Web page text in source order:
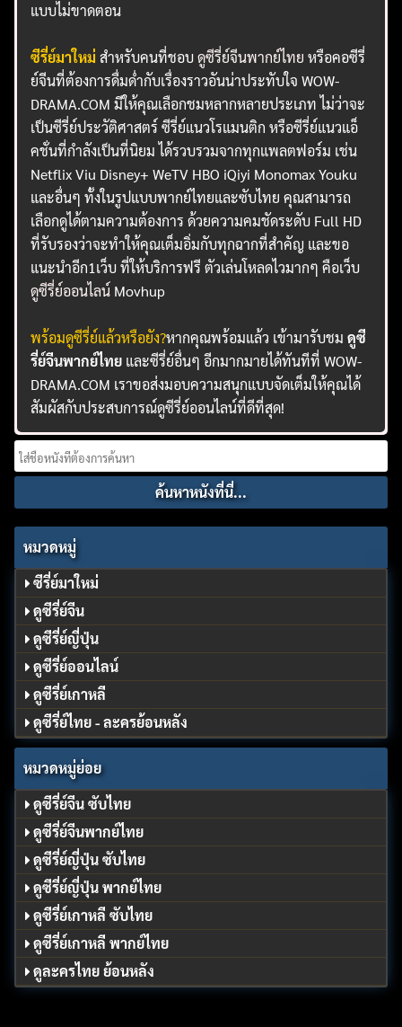
แบบไม่ขาดตอน
ซีรี่ย์มาใหม่ สำหรับคนที่ชอบดูซีรี่ย์จีนพากย์ไทย หรือคอซีรี่
ย์จีนที่ต้องการดื่มด่ำกับเรื่องราวอันน่าประทับใจ WOW-
DRAMA.COM มีให้คุณเลือกชมหลากหลายประเภท ไม่ว่าจะ
เป็นซีรี่ย์ประวัติศาสตร์ ซีรี่ย์แนวโรแมนติก หรือซีรี่ย์แนวแอ็
คชั่นที่กำลังเป็นที่นิยม ได้รวบรวมจากทุกแพลตฟอร์ม เช่น
Netflix Viu Disney+ WeTV HBO iQiyi Monomax Youku
และอื่นๆ ทั้งในรูปแบบพากย์ไทยและซับไทย คุณสามารถ
เลือกดูได้ตามความต้องการ ด้วยความคมชัดระดับ Full HD
ที่รับรองว่าจะทำให้คุณเต็มอิ่มกับทุกฉากที่สำคัญ และขอ
แนะนำอีก1เว็บ ที่ให้บริการฟรี ตัวเล่นโหลดไวมากๆ คือเว็บ
ดูซีรี่ย์ออนไลน์ Movhup
พร้อมดูซีรี่ย์แล้วหรือยัง?หากคุณพร้อมแล้ว เข้ามารับชมดูซี
รี่ย์จีนพากย์ไทย และซีรี่ย์อื่นๆ อีกมากมายได้ทันทีที่ WOW-
DRAMA.COM เราขอส่งมอบความสนุกแบบจัดเต็มให้คุณได้
สัมผัสกับประสบการณ์ดูซีรี่ย์ออนไลน์ที่ดีที่สุด!
Search
for:
หมวดหมู่
ซีรี่ย์มาใหม่
ดูซีรี่ย์จีน
ดูซีรี่ย์ญี่ปุ่น
ดูซีรี่ย์ออนไลน์
ดูซีรี่ย์เกาหลี
ดูซีรี่ย์ไทย - ละครย้อนหลัง
หมวดหมู่ย่อย
ดูซีรี่ย์จีน ซับไทย
ดูซีรี่ย์จีนพากย์ไทย
ดูซีรี่ย์ญี่ปุ่น ซับไทย
ดูซีรี่ย์ญี่ปุ่น พากย์ไทย
ดูซีรี่ย์เกาหลี ซับไทย
ดูซีรี่ย์เกาหลี พากย์ไทย
ดูละครไทย ย้อนหลัง